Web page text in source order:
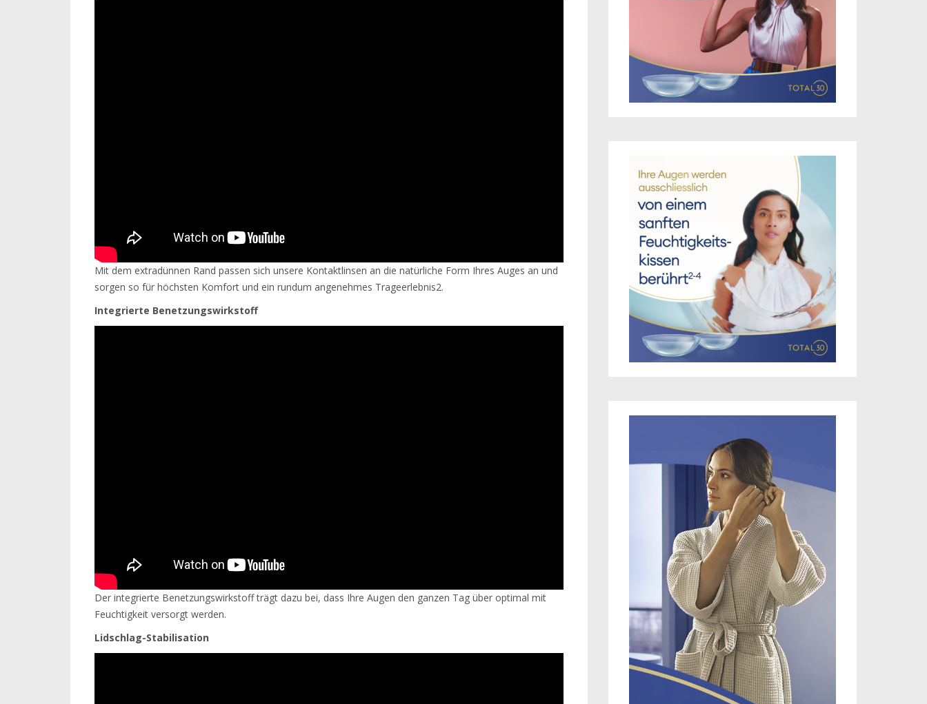
Mit dem extradünnen Rand passen sich unsere Kontaktlinsen an die natürliche Form Ihres Auges an und
sorgen so für höchsten Komfort und ein rundum angenehmes Trageerlebnis2.
Integrierte Benetzungswirkstoff
Der integrierte Benetzungswirkstoff trägt dazu bei, dass Ihre Augen den ganzen Tag über optimal mit
Feuchtigkeit versorgt werden.
Lidschlag-Stabilisation